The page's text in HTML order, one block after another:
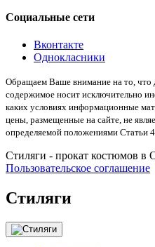
Социальные сети
Вконтакте
Однокласники
Обращаем Ваше внимание на то, что
содержимое носит исключительно
каких условиях информационные
цены, размещенные на сайте, не
определяемой положениями Статьи
Стиляги - прокат костюмов в
Пользовательское соглашение
Стиляги